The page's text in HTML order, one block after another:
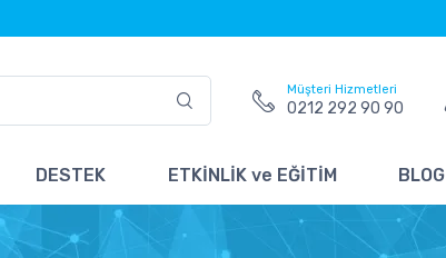
Müşteri Hizmetleri
0212 292 90 90
DESTEK ETKİNLİK ve EĞİTİM BLOG